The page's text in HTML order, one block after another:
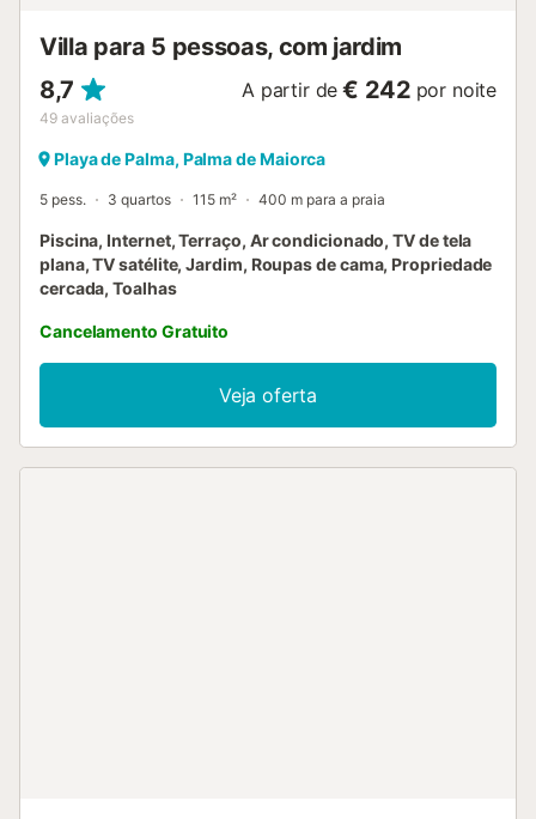
bicicletas,...
Villa para 5 pessoas, com jardim
8,7
49 avaliações
A partir de € 242 por noite
Playa de Palma, Palma de Maiorca
5 pess. 3 quartos 115 m² 400 m para a praia
Piscina, Internet, Terraço, Ar condicionado, TV de tela
plana, TV satélite, Jardim, Roupas de cama, Propriedade
cercada, Toalhas
Cancelamento Gratuito
Veja oferta